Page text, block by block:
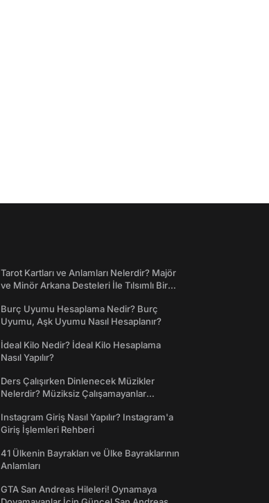
Tarot Kartları ve Anlamları Nelerdir? Majör
ve Minör Arkana Desteleri İle Tılsımlı Bir
Burç Uyumu Hesaplama Nedir? Burç
Uyumu, Aşk Uyumu Nasıl Hesaplanır?
İdeal Kilo Nedir? İdeal Kilo Hesaplama
Nasıl Yapılır?
Ders Çalışırken Dinlenecek Müzikler
Nelerdir? Müziksiz Çalışamayanlar
Instagram Giriş Nasıl Yapılır? Instagram'a
Giriş İşlemleri Rehberi
41 Ülkenin Bayrakları ve Ülke Bayraklarının
Anlamları
GTA San Andreas Hileleri! Oynamaya